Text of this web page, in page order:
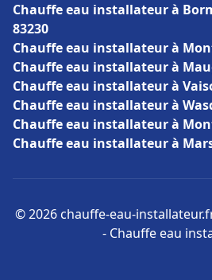
Chauffe eau installateur à
83230
Chauffe eau installateur à
Chauffe eau installateur à
Chauffe eau installateur à
Chauffe eau installateur à
Chauffe eau installateur à
Chauffe eau installateur à
© 2026 chauffe-eau-
- Chauffe eau